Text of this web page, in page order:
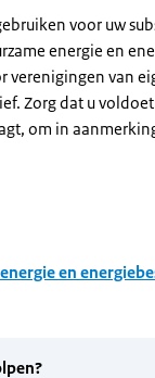
voor uw
energie en
van
Zorg dat u
om in
en